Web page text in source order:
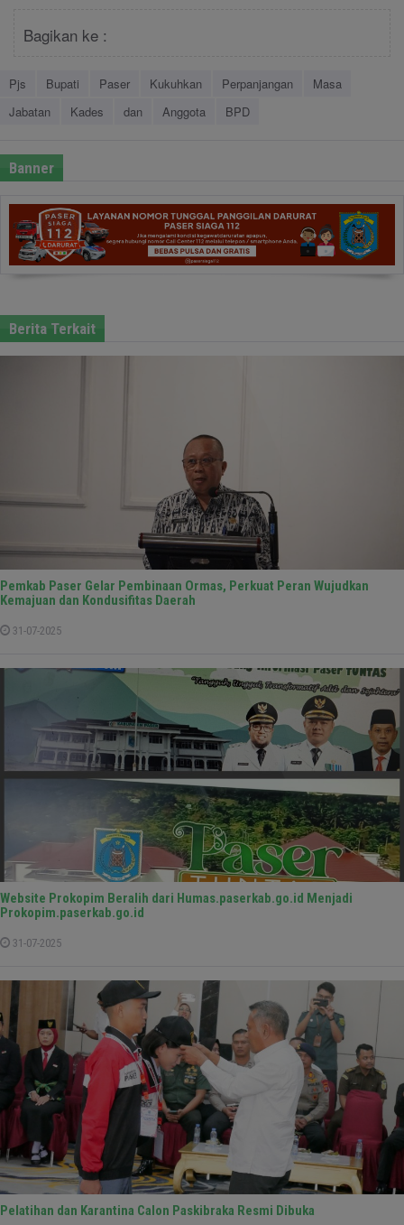
Bagikan ke :
Pjs Bupati Paser Kukuhkan Perpanjangan
Masa
Jabatan
Kades dan Anggota BPD
Banner
Berita Terkait
Pemkab Paser Gelar Pembinaan Ormas, Perkuat Peran Wujudkan
Kemajuan dan Kondusifitas Daerah
31-07-2025
Website Prokopim Beralih dari Humas.paserkab.go.id Menjadi
Prokopim.paserkab.go.id
31-07-2025
Pelatihan dan Karantina Calon Paskibraka Resmi Dibuka